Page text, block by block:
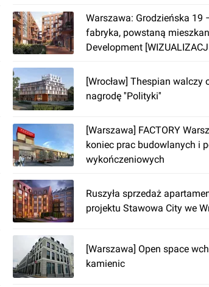
Warszawa: Grodzieńska 19
fabryka, powstaną
Development
[Wrocław] Thespian walczy
nagrodę ''Polityki''
[Warszawa] FACTORY
koniec prac budowlanych i
wykończeniowych
Ruszyła sprzedaż
projektu Stawowa City we
[Warszawa] Open space
kamienic